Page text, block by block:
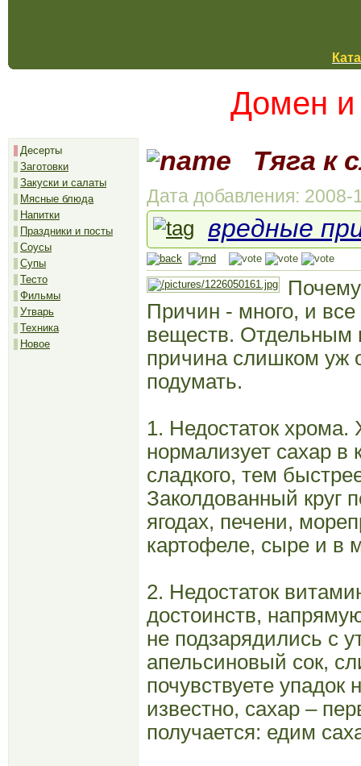
Домен и
Десерты
Заготовки
Закуски и салаты
Мясные блюда
Напитки
Праздники и посты
Соусы
Супы
Тесто
Фильмы
Утварь
Техника
Новое
Тяга к
Дата добавления: 2008-
вредные
Причин - много, и все
веществ. Отдельным
причина слишком уж
подумать.
1. Недостаток хрома.
нормализует сахар
сладкого, тем
Заколдованный круг
ягодах, печени,
картофеле, сыре и в
2. Недостаток
достоинств,
не подзарядились с
апельсиновый сок,
почувствуете упадок
известно, сахар –
получается: едим